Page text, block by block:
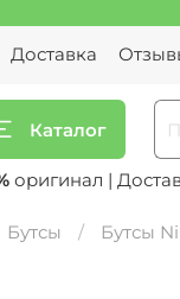
Доставка
Каталог
оригинал |
Бутсы Бутсы